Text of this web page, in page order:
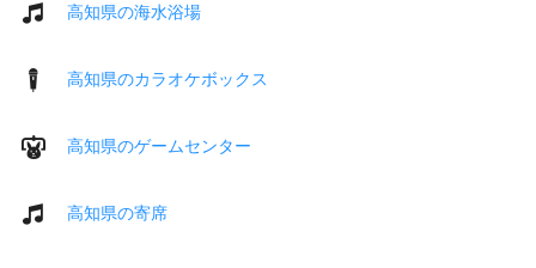
高知県の海水浴場
高知県のカラオケボックス
高知県のゲームセンター
高知県の寄席